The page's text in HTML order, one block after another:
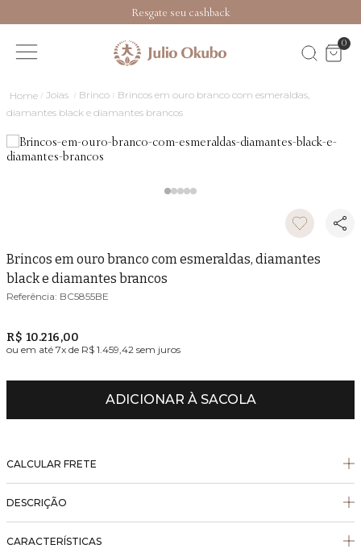
Resgate seu cashback
0
Joias Brinco
Brincos em ouro branco com esmeraldas,
diamantes black e diamantes brancos
Brincos em ouro branco com esmeraldas, diamantes
black e diamantes brancos
BC5855BE
R$ 10.216,00
ou em até 7x de R$ 1.459,42 sem juros
ADICIONAR À SACOLA
CALCULAR FRETE
DESCRIÇÃO
CARACTERÍSTICAS